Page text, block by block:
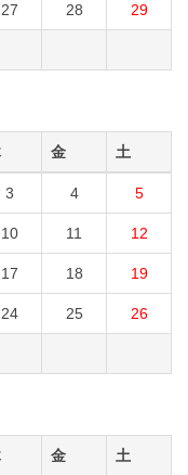
27 28 29
金 土
3 4 5
10 11 12
17 18 19
24 25 26
金 土